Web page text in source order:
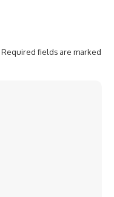
Required fields are marked